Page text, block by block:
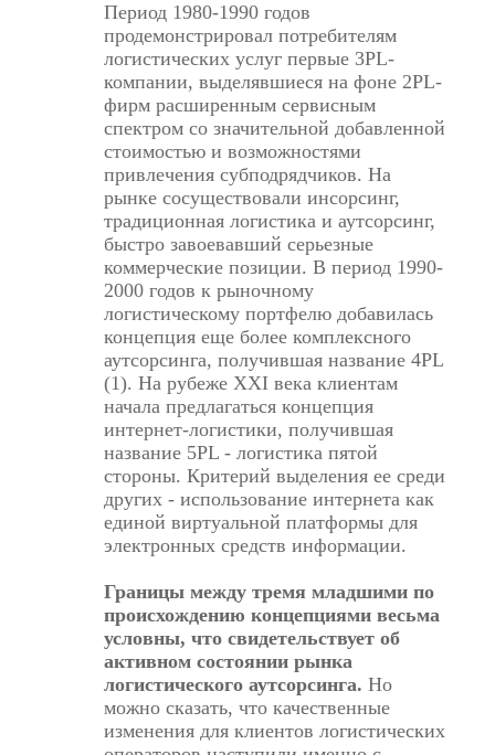
Период 1980-1990 годов
продемонстрировал потребителям
логистических услуг первые 3PL-
компании, выделявшиеся на фоне 2PL-
фирм расширенным сервисным
спектром со значительной добавленной
стоимостью и возможностями
привлечения субподрядчиков. На
рынке сосуществовали инсорсинг,
традиционная логистика и аутсорсинг,
быстро завоевавший серьезные
коммерческие позиции. В период 1990-
2000 годов к рыночному
логистическому портфелю добавилась
концепция еще более комплексного
аутсорсинга, получившая название 4PL
(1). На рубеже XXI века клиентам
начала предлагаться концепция
интернет-логистики, получившая
название 5PL - логистика пятой
стороны. Критерий выделения ее среди
других - использование интернета как
единой виртуальной платформы для
электронных средств информации.
Границы между тремя младшими по
происхождению концепциями весьма
условны, что свидетельствует об
активном состоянии рынка
логистического аутсорсинга. Но
можно сказать, что качественные
изменения для клиентов логистических